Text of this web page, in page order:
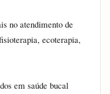
no atendimento de
ecoterapia,
em saúde bucal